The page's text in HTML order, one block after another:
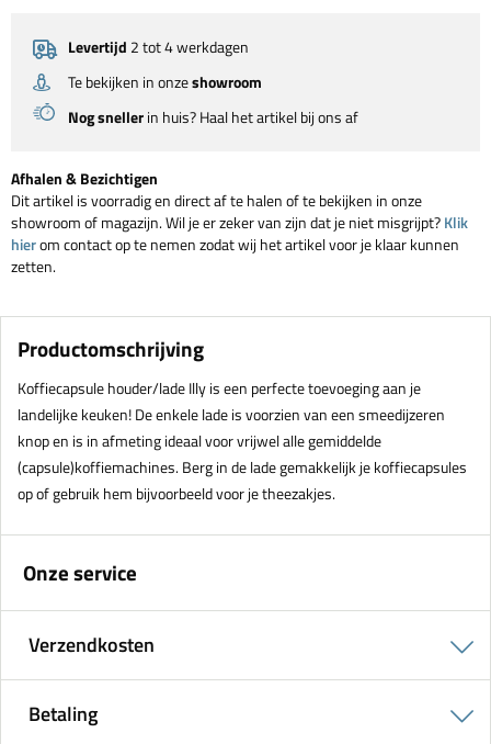
Levertijd 2 tot 4 werkdagen
Te bekijken in onzeshowroom
Nog snellerin huis? Haal het artikel bij ons af
Afhalen & Bezichtigen
Dit artikel is voorradig en direct af te halen of te bekijken in onze
showroom of magazijn. Wil je er zeker van zijn dat je niet misgrijpt?Klik
hierom contact op te nemen zodat wij het artikel voor je klaar kunnen
zetten.
Productomschrijving
Koffiecapsule houder/lade Illy is een perfecte toevoeging aan je
landelijke keuken! De enkele lade is voorzien van een smeedijzeren
knop en is in afmeting ideaal voor vrijwel alle gemiddelde
(capsule)koffiemachines. Berg in de lade gemakkelijk je koffiecapsules
op of gebruik hem bijvoorbeeld voor je theezakjes.
Onze service
Verzendkosten
Betaling